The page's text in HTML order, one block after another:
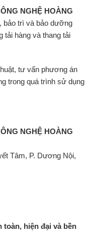
NGHỆ HOÀNG
bảo trì và bảo dưỡng
tải hàng và thang tải
tư vấn phương án
trong quá trình sử dụng
NGHỆ HOÀNG
Tâm, P. Dương Nội,
toàn, hiện đại và bền